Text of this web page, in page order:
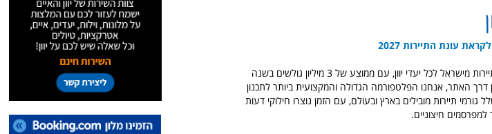
עונת התיירות 2027
יוון והאיים הוא האתר הגדול והחזק ביותר בישראל לתיירות מישראל לכל יעדי יוון, עם ממוצע של 3 מיליון גולשים בשנה
יוון דרך האתר, אנחנו הפלטפורמה הגדולה והמקצועית ביותר לתכנון
תיירות מובילים בארץ ובעולם, עם הזמן נוצרו חילוקי דעות
חיצוניים.